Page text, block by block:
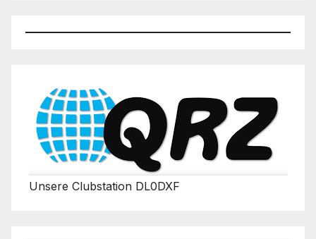
Unsere Clubstation DL0DXF